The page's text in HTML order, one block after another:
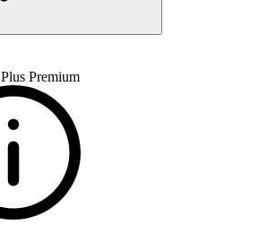
Plus Premium